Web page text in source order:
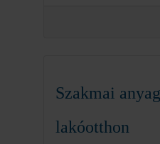
Szakmai
lakóotthon